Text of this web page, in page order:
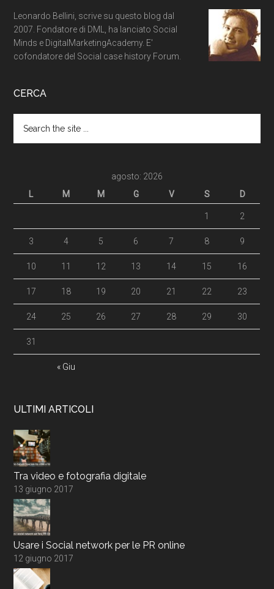
Leonardo Bellini, scrive su questo blog dal
2007. Fondatore di DML, ha lanciato Social
Minds e DigitalMarketingAcademy. E'
cofondatore del Social case history Forum.
CERCA
agosto: 2026
L
M M G V S D
« Giu
1 2
3 4 5 6 7 8 9
10 11 12 13 14 15 16
17 18 19 20 21 22 23
24 25 26 27 28 29 30
31
ULTIMI ARTICOLI
Tra video e fotografia digitale
13 giugno 2017
Usare i Social network per le PR online
12 giugno 2017